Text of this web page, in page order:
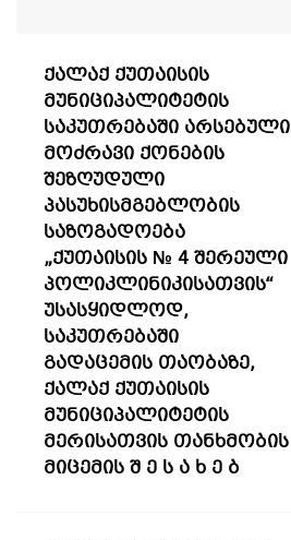
ქალაქ ქუთაისის
მუნიციპალიტეტის
საკუთრებაში არსებული
მოძრავი ქონების
შეზღუდული
პასუხისმგებლობის
საზოგადოება
„ქუთაისის № 4 შერეული
პოლიკლინიკისათვის“
უსასყიდლოდ,
საკუთრებაში
გადაცემის თაობაზე,
ქალაქ ქუთაისის
მუნიციპალიტეტის
მერისათვის თანხმობის
მიცემის შ ე ს ა ხ ე ბ